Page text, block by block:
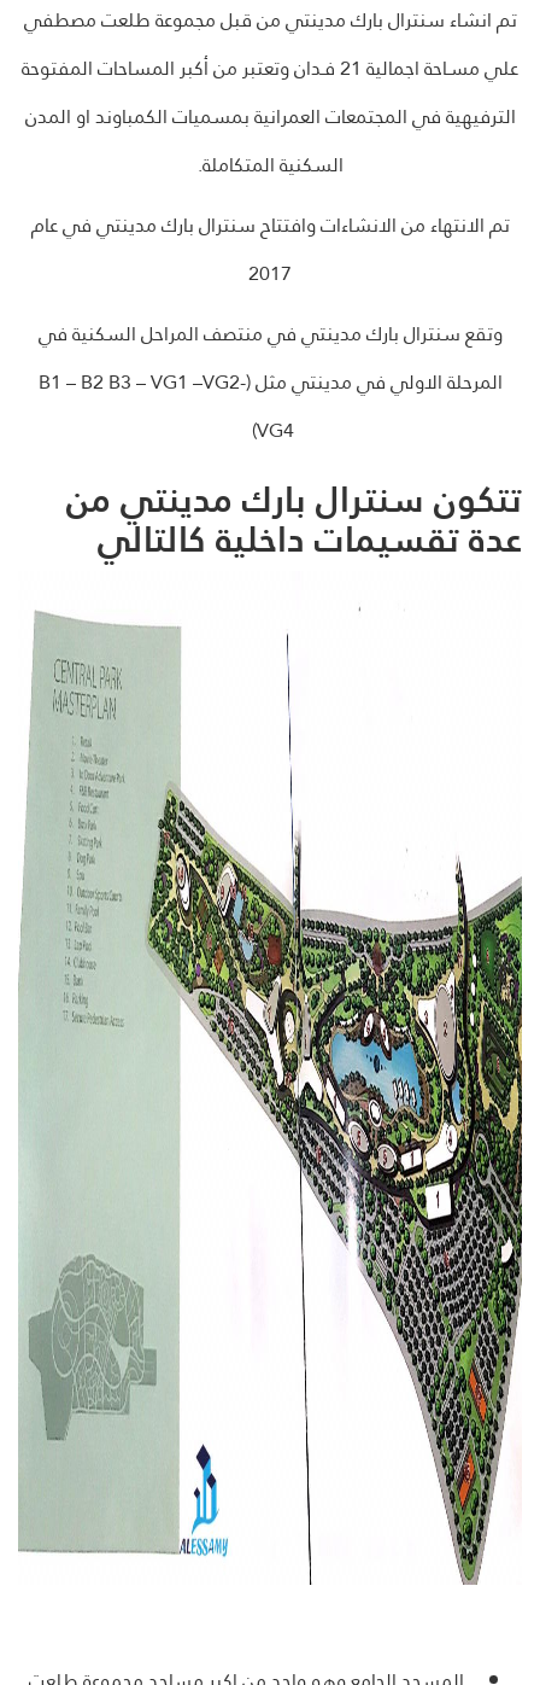
تم انشاء سنترال بارك مدينتي من قبل مجموعة طلعت مصطفي
علي مسـاحة اجمالية 21 فـدان وتعتبر من أكبر المساحات المفتوحة
الترفيهية في المجتمعات العمرانية بمسميات الكمباوند او المدن
السكنية المتكاملة.
تم الانتهاء من الانشاءات وافتتاح سنترال بارك مدينتي في عام
2017
وتقع سنترال بارك مدينتي في منتصف المراحل السكنية في
المرحلة الاولي في مدينتي مثل (B1 – B2 B3 – VG1 –VG2-
VG4
)
تتكون سنترال بارك مدينتي من
عدة تقسيمات داخلية كالتالي